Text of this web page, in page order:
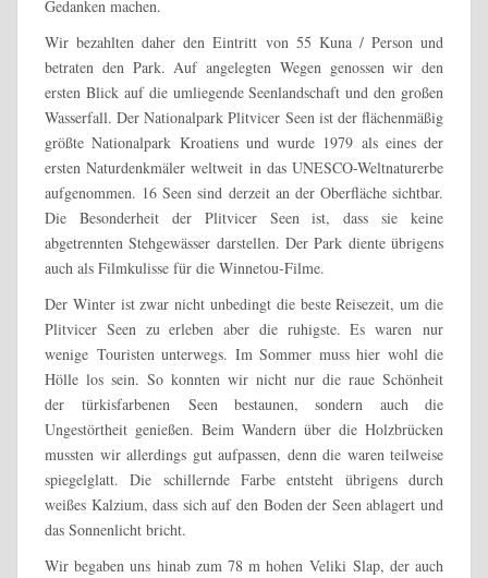
Gedanken machen.
Wir bezahlten daher den Eintritt von 55 Kuna / Person und
betraten den Park. Auf angelegten Wegen genossen wir den
ersten Blick auf die umliegende Seenlandschaft und den großen
Wasserfall. Der Nationalpark Plitvicer Seen ist der flächenmäßig
größte Nationalpark Kroatiens und wurde 1979 als eines der
ersten Naturdenkmäler weltweit in das UNESCO-Weltnaturerbe
aufgenommen. 16 Seen sind derzeit an der Oberfläche sichtbar.
Die Besonderheit der Plitvicer Seen ist, dass sie keine
abgetrennten Stehgewässer darstellen. Der Park diente übrigens
auch als Filmkulisse für die Winnetou-Filme.
Der Winter ist zwar nicht unbedingt die beste Reisezeit, um die
Plitvicer Seen zu erleben aber die ruhigste. Es waren nur
wenige Touristen unterwegs. Im Sommer muss hier wohl die
Hölle los sein. So konnten wir nicht nur die raue Schönheit
der türkisfarbenen Seen bestaunen, sondern auch die
Ungestörtheit genießen. Beim Wandern über die Holzbrücken
mussten wir allerdings gut aufpassen, denn die waren teilweise
spiegelglatt. Die schillernde Farbe entsteht übrigens durch
weißes Kalzium, dass sich auf den Boden der Seen ablagert und
das Sonnenlicht bricht.
Wir begaben uns hinab zum 78 m hohen Veliki Slap, der auch